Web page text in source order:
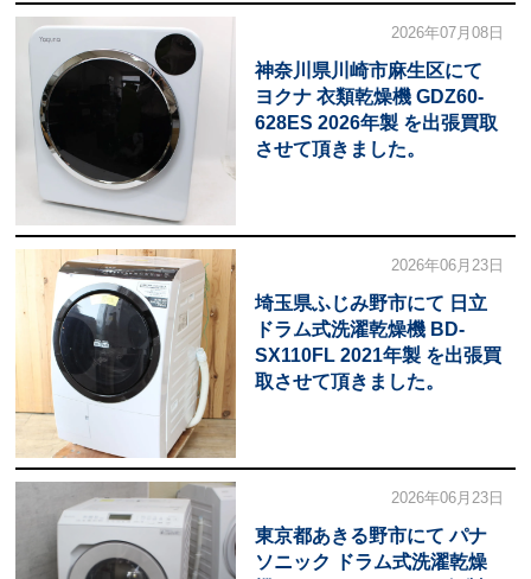
2026年07月08日
神奈川県川崎市麻生区にて
ヨクナ 衣類乾燥機 GDZ60-
628ES 2026年製 を出張買取
させて頂きました。
2026年06月23日
埼玉県ふじみ野市にて 日立
ドラム式洗濯乾燥機 BD-
SX110FL 2021年製 を出張買
取させて頂きました。
2026年06月23日
東京都あきる野市にて パナ
ソニック ドラム式洗濯乾燥